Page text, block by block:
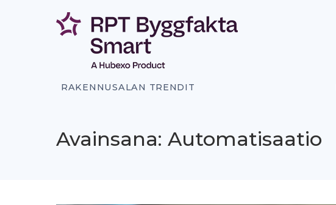
RAKENNUSALAN TRENDIT
Avainsana: Automatisaatio